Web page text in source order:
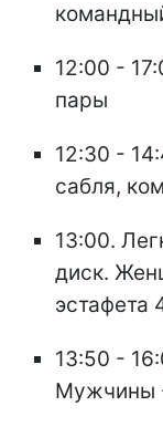
12:00 -
пары
12:30 -
сабля,
13:00.
диск.
эстафета
13:50 -
Мужчины